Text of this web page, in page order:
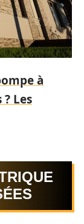
à
Les